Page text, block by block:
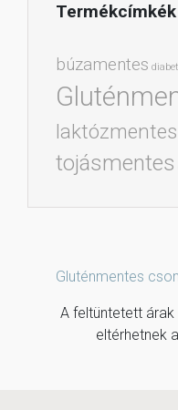
Termékcímkék
búzamentes
laktózmentes
tojásmentes
Gluténmentes
A feltüntetett
eltérhetnek